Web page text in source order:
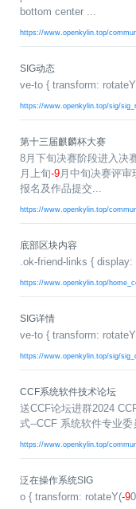
.
S
2
（
）
o
p
y
l
i
.
0
A
l
h
a
（
x
8
6
）
行
技
术
衍
发
版
像
应
镜
下
载
构
数
字
看
板
社
区
案
例
集
国
际
排
行
为
守
则
品
牌
指
南
社
论
邮
列
社
区
交
>
区
织
S
中
心
社
区
高
校
用
户
>
贡
成
长
C
L
A
署
社
区
习
翻
译
台
成
长
体
动
区
月
动
日
历
区
动
会
员
沙
高
校
沙
龙
者
大
赛
动
版
测
用
户
动
>
品
牌
赛
研
究
生
大
赛
麒
麟
杯
大
文
档
征
活
动
开
放
子
大
>
行
业
大
会
开
发
者
大
会
往
届
大
会
回
顾
源
课
程
中
心
才
认
证
区
人
才
认
证
>
范
开
打
包
规
范
>
开
平
台
软
件
包
编
译
平
台
发
行
构
建
平
台
持
续
集
成
平
>
代
码
资
源
代
码
托
管
平
台
第
三
方
源
件
库
>
>
技
术
支
兼
容
适
配
见
问
题
>
协
议
与
声
明
软
件
上
架
协
议
贡
献
协
议
隐
私
政
bottom center ...
https://www.openkylin.top/
SIG动态
ve-to { transform:
https://www.openkylin.top/sig/
第十三届麒麟杯大赛
8月下旬决赛阶段进入决
月上旬-9月中旬决赛评审
报名及作品提交...
https://www.openkylin.top/
底部区块内容
.ok-friend-links {
https://www.openkylin.top/
SIG详情
ve-to { transform:
https://www.openkylin.top/sig/
CCF系统软件技术论坛
送CCF论坛进群2024
式--CCF 系统软件专业
https://www.openkylin.top/
泛在操作系统SIG
o { transform: rotateY(-9